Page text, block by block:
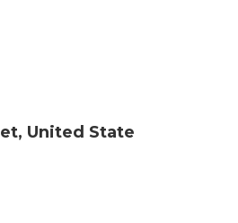
United State